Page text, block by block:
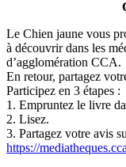
Le Chien jaune vous
à découvrir dans les
d’agglomération CCA.
En retour, partagez
Participez en 3 étapes :
1. Empruntez le livre
2. Lisez.
3. Partagez votre avis
https://